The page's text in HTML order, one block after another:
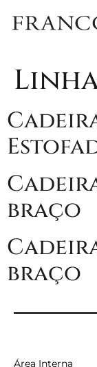
braço
braço
Área Interna